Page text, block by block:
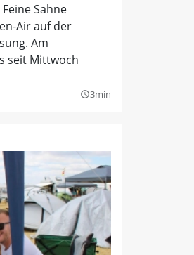
Sahne
Air auf der
Am
seit Mittwoch
query_builder3min